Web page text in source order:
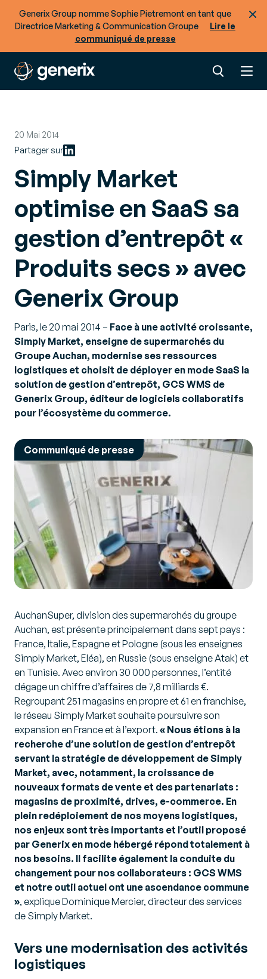
Generix Group nomme Sophie Pietremont en tant que
Directrice Marketing & Communication Groupe
Lire le
communiqué de presse
20 Mai 2014
Partager sur
Simply Market
optimise en SaaS sa
gestion d’entrepôt «
Produits secs » avec
Generix Group
Paris, le 20 mai 2014 – Face à une activité croissante,
Simply Market, enseigne de supermarchés du
Groupe Auchan, modernise ses ressources
logistiques et choisit de déployer en mode SaaS la
solution de gestion d’entrepôt, GCS WMS de
Generix Group, éditeur de logiciels collaboratifs
pour l’écosystème du commerce.
Communiqué de presse
AuchanSuper, division des supermarchés du groupe
Auchan, est présente principalement dans sept pays :
France, Italie, Espagne et Pologne (sous les enseignes
Simply Market, Eléa), en Russie (sous enseigne Atak) et
en Tunisie. Avec environ 30 000 personnes, l’entité
dégage un chiffre d’affaires de 7,8 milliards €.
Regroupant 251 magasins en propre et 61 en franchise,
le réseau Simply Market souhaite poursuivre son
expansion en France et à l’export. « Nous étions à la
recherche d’une solution de gestion d’entrepôt
servant la stratégie de développement de Simply
Market, avec, notamment, la croissance de
nouveaux formats de vente et des partenariats :
magasins de proximité, drives, e-commerce. En
plein redéploiement de nos moyens logistiques,
nos enjeux sont très importants et l’outil proposé
par Generix en mode hébergé répond totalement à
nos besoins. Il facilite également la conduite du
changement pour nos collaborateurs : GCS WMS
et notre outil actuel ont une ascendance commune
», explique Dominique Mercier, directeur des services
de Simply Market.
Vers une modernisation des activités
logistiques